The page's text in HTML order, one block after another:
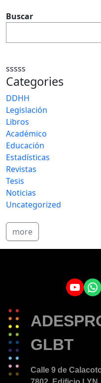
Buscar
sssss
Categories
DDHH
Legislación
Libros
Académico
Educación
Estadísticas
Revistas
Tesis
Noticias
Uncategorized
more
YouTube WhatsApp
GLBT
Calle 9 de